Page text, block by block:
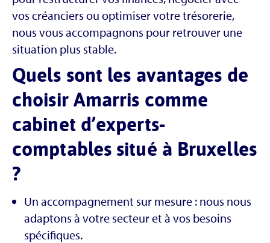
vos créanciers ou optimiser votre trésorerie,
nous vous accompagnons pour retrouver une
situation plus stable.
Quels sont les avantages de
choisir Amarris comme
cabinet d’experts-
comptables situé à Bruxelles
?
Un accompagnement sur mesure : nous nous
adaptons à votre secteur et à vos besoins
spécifiques.